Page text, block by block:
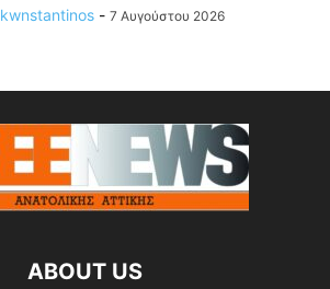
kwnstantinos - 7 Αυγούστου 2026
ABOUT US